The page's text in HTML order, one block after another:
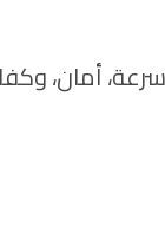
أمان،